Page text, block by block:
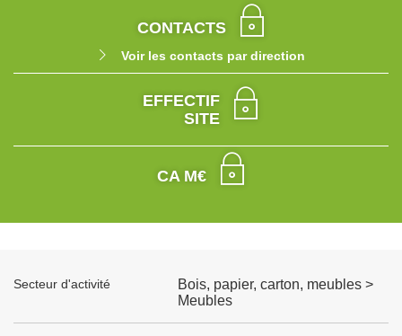
CONTACTS
Voir les contacts par direction
EFFECTIF
SITE
CA M€
Secteur d'activité
Bois, papier, carton, meubles >
Meubles